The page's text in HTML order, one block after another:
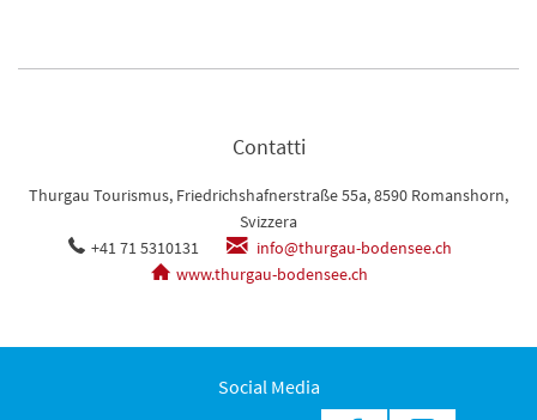
Contatti
Thurgau Tourismus, Friedrichshafnerstraße 55a, 8590 Romanshorn,
Svizzera
+41 71 5310131
info@thurgau-bodensee.ch
www.thurgau-bodensee.ch
Social Media